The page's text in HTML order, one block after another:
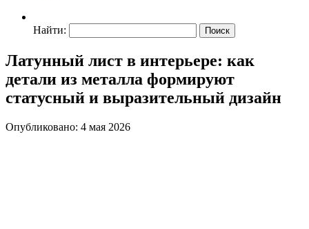
Найти:
Латунный лист в интерьере: как
детали из металла формируют
статусный и выразительный дизайн
Опубликовано: 4 мая 2026